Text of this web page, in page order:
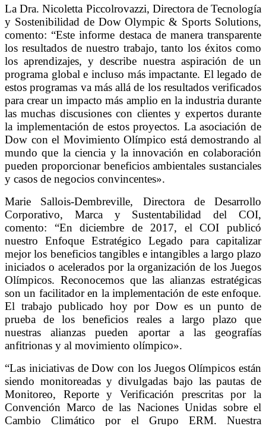
La Dra. Nicoletta Piccolrovazzi, Directora de Tecnología
y Sostenibilidad de Dow Olympic & Sports Solutions,
comento: “Este informe destaca de manera transparente
los resultados de nuestro trabajo, tanto los éxitos como
los aprendizajes, y describe nuestra aspiración de un
programa global e incluso más impactante. El legado de
estos programas va más allá de los resultados verificados
para crear un impacto más amplio en la industria durante
las muchas discusiones con clientes y expertos durante
la implementación de estos proyectos. La asociación de
Dow con el Movimiento Olímpico está demostrando al
mundo que la ciencia y la innovación en colaboración
pueden proporcionar beneficios ambientales sustanciales
y casos de negocios convincentes».
Marie Sallois-Dembreville, Directora de Desarrollo
Corporativo, Marca y Sustentabilidad del COI,
comento: “En diciembre de 2017, el COI publicó
nuestro Enfoque Estratégico Legado para capitalizar
mejor los beneficios tangibles e intangibles a largo plazo
iniciados o acelerados por la organización de los Juegos
Olímpicos. Reconocemos que las alianzas estratégicas
son un facilitador en la implementación de este enfoque.
El trabajo publicado hoy por Dow es un punto de
prueba de los beneficios reales a largo plazo que
nuestras alianzas pueden aportar a las geografías
anfitrionas y al movimiento olímpico».
“Las iniciativas de Dow con los Juegos Olímpicos están
siendo monitoreadas y divulgadas bajo las pautas de
Monitoreo, Reporte y Verificación prescritas por la
Convención Marco de las Naciones Unidas sobre el
Cambio Climático por el Grupo ERM. Nuestra